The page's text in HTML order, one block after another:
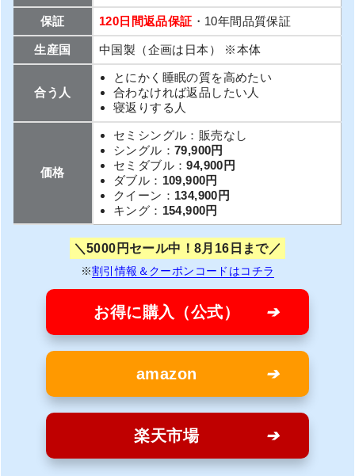
保証 120日間返品保証 ・10年間品質保証
生産国 中国製（企画は日本） ※本体
合う人
とにかく睡眠の質を高めたい
合わなければ返品したい人
寝返りする人
価格
セミシングル：販売なし
シングル： 79,900円
セミダブル：94,900円
ダブル： 109,900円
クイーン： 134,900円
キング： 154,900円
5000円セール中！8月16日まで
※割引情報＆クーポンコードはコチラ
お得に購入（公式）
amazon
楽天市場